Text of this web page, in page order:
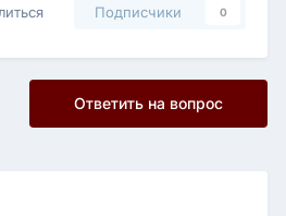
Подписчики 0
Ответить на вопрос